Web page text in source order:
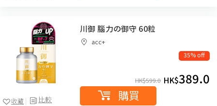
比較
收藏
川御 腦力の御守 60粒
acc+
35% off
HK$599.0 HK$389.0
購買